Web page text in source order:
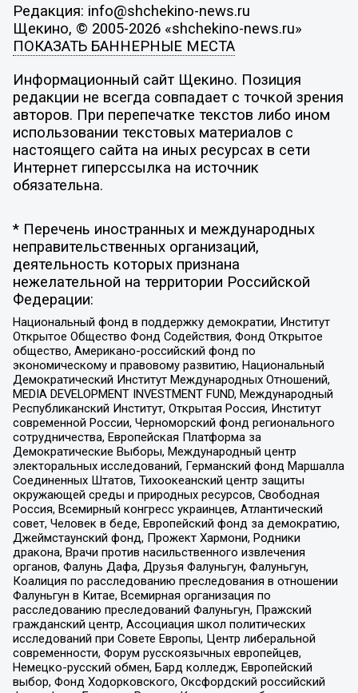
Редакция: info@shchekino-news.ru
Щекино, © 2005-2026 «shchekino-news.ru»
ПОКАЗАТЬ БАННЕРНЫЕ МЕСТА
Информационный сайт Щекино. Позиция
редакции не всегда совпадает с точкой зрения
авторов. При перепечатке текстов либо ином
использовании текстовых материалов с
настоящего сайта на иных ресурсах в сети
Интернет гиперссылка на источник
обязательна.
* Перечень иностранных и международных
неправительственных организаций,
деятельность которых признана
нежелательной на территории Российской
Федерации:
Национальный фонд в поддержку демократии, Институт
Открытое Общество Фонд Содействия, Фонд Открытое
общество, Американо-российский фонд по
экономическому и правовому развитию, Национальный
Демократический Институт Международных Отношений,
MEDIA DEVELOPMENT INVESTMENT FUND, Международный
Республиканский Институт, Открытая Россия, Институт
современной России, Черноморский фонд регионального
сотрудничества, Европейская Платформа за
Демократические Выборы, Международный центр
электоральных исследований, Германский фонд Маршалла
Соединенных Штатов, Тихоокеанский центр защиты
окружающей среды и природных ресурсов, Свободная
Россия, Всемирный конгресс украинцев, Атлантический
совет, Человек в беде, Европейский фонд за демократию,
Джеймстаунский фонд, Прожект Хармони, Родники
дракона, Врачи против насильственного извлечения
органов, Фалунь Дафа, Друзья Фалуньгун, Фалуньгун,
Коалиция по расследованию преследования в отношении
Фалуньгун в Китае, Всемирная организация по
расследованию преследований Фалуньгун, Пражский
гражданский центр, Ассоциация школ политических
исследований при Совете Европы, Центр либеральной
современности, Форум русскоязычных европейцев,
Немецко-русский обмен, Бард колледж, Европейский
выбор, Фонд Ходорковского, Оксфордский российский